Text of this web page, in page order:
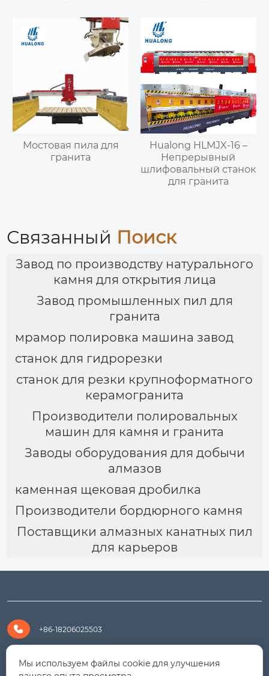
Мостовая пила для
гранита
Hualong HLMJX-16 –
Непрерывный
шлифовальный станок
для гранита
Связанный Поиск
Завод по производству натурального
камня для открытия лица
Завод промышленных пил для
гранита
мрамор полировка машина завод
станок для гидрорезки
станок для резки крупноформатного
керамогранита
Производители полировальных
машин для камня и гранита
Заводы оборудования для добычи
алмазов
каменная щековая дробилка
Производители бордюрного камня
Поставщики алмазных канатных пил
для карьеров
 +86-18206025503
 +8618206025503
Мы используем файлы cookie для улучшения